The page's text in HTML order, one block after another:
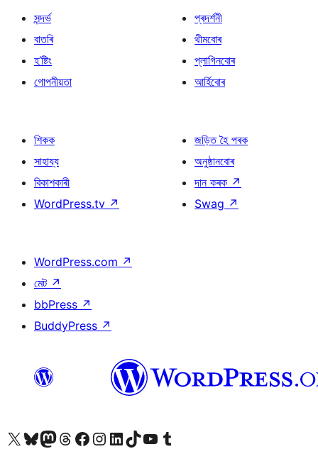
সন্দৰ্ভ
বাতৰি
হ’ষ্টিং
গোপনীয়তা
প্ৰদৰ্শনী
থীমবোৰ
প্লাগিনবোৰ
আৰ্হিবোৰ
শিকক
সাহায্য
বিকাশকাৰী
WordPress.tv ↗
জড়িত হৈ পৰক
অনুষ্ঠানবোৰ
দান কৰক ↗
Swag ↗
WordPress.com ↗
মেট ↗
bbPress ↗
BuddyPress ↗
আমাৰ X (আগৰ Twitter) একাউণ্টলৈ যাওকআমাৰ Bluesky একাউণ্টলৈ যাওকআমাৰ Mastodon একাউণ্টলৈ যাওকআমাৰ Threads একাউণ্টলৈ যাওকআমাৰ Facebook পৃষ্ঠালৈ যাওকআমাৰ Instagram একাউণ্টলৈ যাওকআমাৰ LinkedIn একাউণ্টলৈ যাওকআমাৰ TikTok একাউণ্টলৈ যাওকআমাৰ YouTube চেনেললৈ যাওকআমাৰ Tumblr একাউণ্টলৈ যাওক